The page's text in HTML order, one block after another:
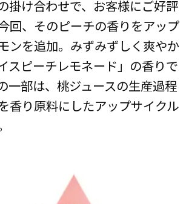
掛け合わせで、お客様にご好評
回、そのピーチの香りをアップ
ンを追加。みずみずしく爽やか
スピーチレモネード」の香りで
一部は、桃ジュースの生産過程
香り原料にしたアップサイクル